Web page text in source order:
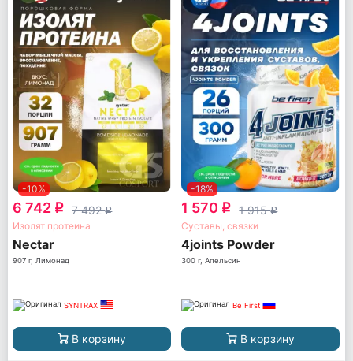
-10%
6 742 q 7 492q
Изолят протеина
Nectar
907 г, Лимонад
SYNTRAX
В корзину
-18%
1 570 q 1 915q
Суставы, связки
4joints Powder
300 г, Апельсин
Be First
В корзину